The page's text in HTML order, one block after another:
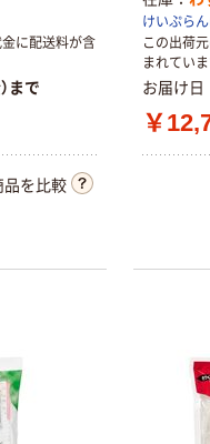
に配送料が含
まで
品を比較
けいぷら
この出荷
まれていま
お届け日
￥